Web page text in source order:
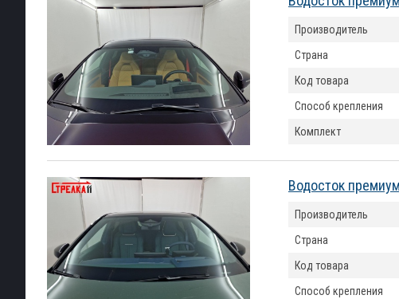
Производитель
Страна
Код товара
Способ крепления
Комплект
Водосток
Производитель
Страна
Код товара
Способ крепления